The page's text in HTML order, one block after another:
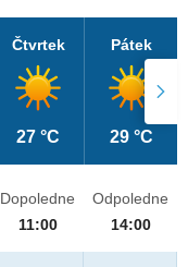
Čtvrtek
27 °C
Pátek
29 °C
Dopoledne
11:00
Odpoledne
14:00